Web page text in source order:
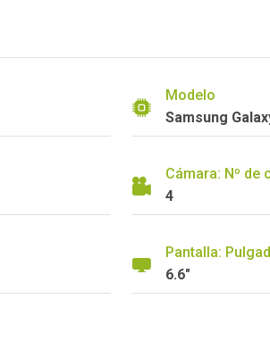
Modelo
Samsung
Cámara: Nº de
4
Pantalla:
6.6"